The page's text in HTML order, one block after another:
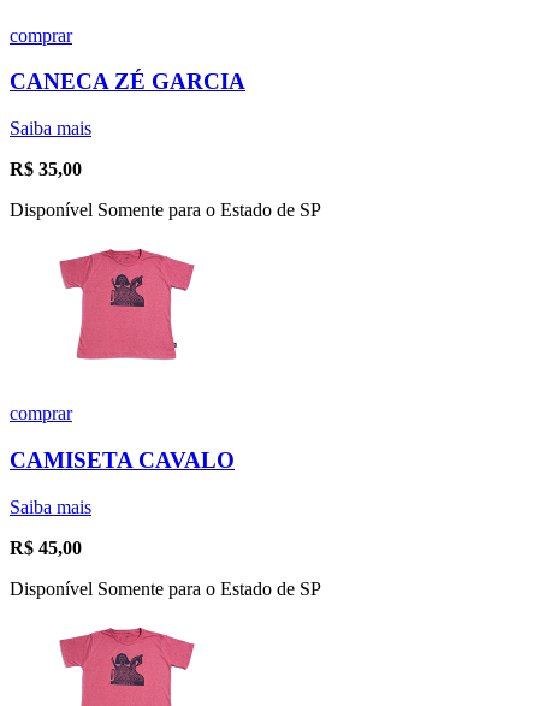
comprar
CANECA ZÉ GARCIA
Saiba mais
R$ 35,00
Disponível Somente para o Estado de SP
comprar
CAMISETA CAVALO
Saiba mais
R$ 45,00
Disponível Somente para o Estado de SP